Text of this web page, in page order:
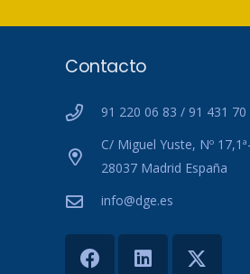
Contacto
91 220 06 83 / 91 431 70
C/ Miguel Yuste, Nº
28037 Madrid España
info@dge.es